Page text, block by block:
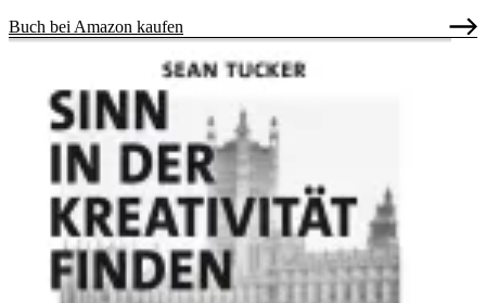
Buch bei Amazon kaufen